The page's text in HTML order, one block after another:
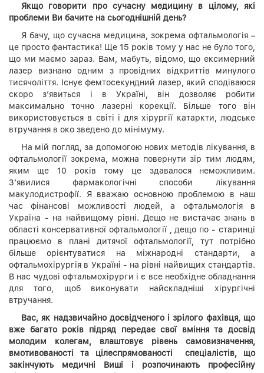
Якщо говорити про сучасну медицину в цілому, які
проблеми Ви бачите на сьогоднішній день?
Я бачу, що сучасна медицина, зокрема офтальмологія –
це просто фантастика! Ще 15 років тому у нас не було того,
що ми маємо зараз. Вам, мабуть, відомо, що ексимерний
лазер визнано одним з провідних відкриттів минулого
тисячоліття. Існує фемтосекундний лазер, який сподіваюся
скоро з’явиться і в Україні, він дозволяє робити
максимально точно лазерні корекції. Більше того він
використовується в світі і для хірургії катаркти, людське
втручання в око зведено до мінімуму.
На мій погляд, за допомогою нових методів лікування, в
офтальмології зокрема, можна повернути зір тим людям,
яким ще 10 років тому це здавалося неможливим.
З’явилися фармакологічні способи лікування
макулодистрофії. Я вважаю основною проблемою в наш
час фінансові можливості людей, а офтальмологія в
Україна - на найвищому рівні. Дещо не вистачає знань в
області консервативної офтальмології , дещо по - старинці
працюємо в плані дитячої офтальмології, тут потрібно
більше орієнтуватися на міжнародні стандарти, а
офтальмохірургія в Україні - на рівні найвищих стандартів.
В нас чудові офтальмохірурги і є все необхідне обладнання
для того, щоб виконувати найскладніші хірургічні
втручання.
Вас, як надзвичайно досвідченого і зрілого фахівця, що
вже багато років підряд передає свої вміння та досвід
молодим колегам, влаштовує рівень самовизначення,
вмотивованості та цілеспрямованості спеціалістів, що
закінчують медичні Виші і розпочинають професійну